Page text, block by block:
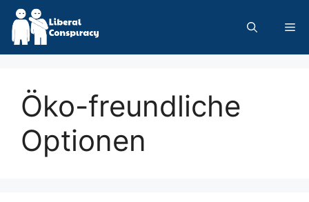
Skip
content
Öko-freundliche
Optionen